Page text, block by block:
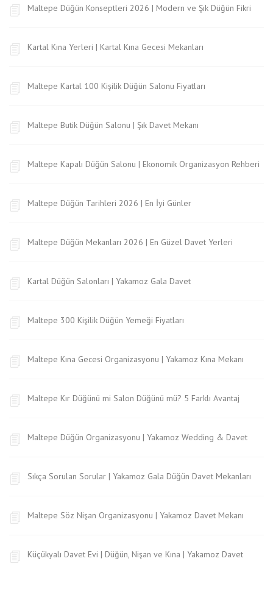
Maltepe Düğün Konseptleri 2026 | Modern ve Şık Düğün Fikri
Kartal Kına Yerleri | Kartal Kına Gecesi Mekanları
Maltepe Kartal 100 Kişilik Düğün Salonu Fiyatları
Maltepe Butik Düğün Salonu | Şık Davet Mekanı
Maltepe Kapalı Düğün Salonu | Ekonomik Organizasyon Rehberi
Maltepe Düğün Tarihleri 2026 | En İyi Günler
Maltepe Düğün Mekanları 2026 | En Güzel Davet Yerleri
Kartal Düğün Salonları | Yakamoz Gala Davet
Maltepe 300 Kişilik Düğün Yemeği Fiyatları
Maltepe Kına Gecesi Organizasyonu | Yakamoz Kına Mekanı
Maltepe Kır Düğünü mi Salon Düğünü mü? 5 Farklı Avantaj
Maltepe Düğün Organizasyonu | Yakamoz Wedding & Davet
Sıkça Sorulan Sorular | Yakamoz Gala Düğün Davet Mekanları
Maltepe Söz Nişan Organizasyonu | Yakamoz Davet Mekanı
Küçükyalı Davet Evi | Düğün, Nişan ve Kına | Yakamoz Davet